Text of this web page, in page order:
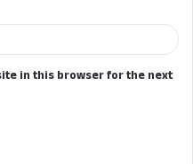
in this browser for the next